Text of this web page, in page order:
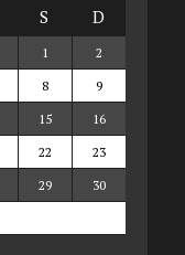
S D
1
2
8
9
15
16
22
23
29
30